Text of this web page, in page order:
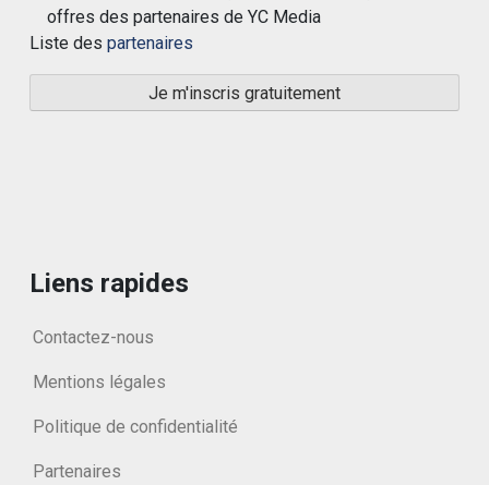
offres des partenaires de YC Media
Liste des partenaires
Liens rapides
Contactez-nous
Mentions légales
Politique de confidentialité
Partenaires